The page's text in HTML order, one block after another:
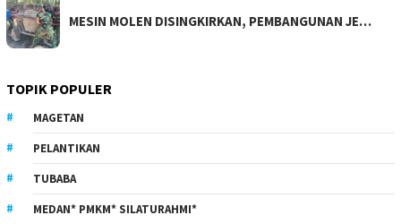
MESIN MOLEN DISINGKIRKAN, PEMBANGUNAN JE…
TOPIK POPULER
MAGETAN
PELANTIKAN
TUBABA
MEDAN* PMKM* SILATURAHMI*